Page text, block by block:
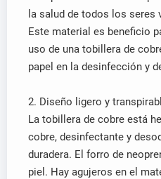
la salud de todos los seres
Este material es beneficio
uso de una tobillera de
papel en la desinfección y
2. Diseño ligero y
La tobillera de cobre está
cobre, desinfectante y
duradera. El forro de
piel. Hay agujeros en el